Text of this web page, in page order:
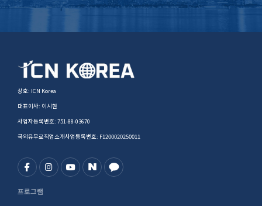
상호: ICN Korea
대표이사: 이시현
사업자등록번호: 751-88-03670
국외유무료직업소개사업등록번호: F1200020250011
프로그램